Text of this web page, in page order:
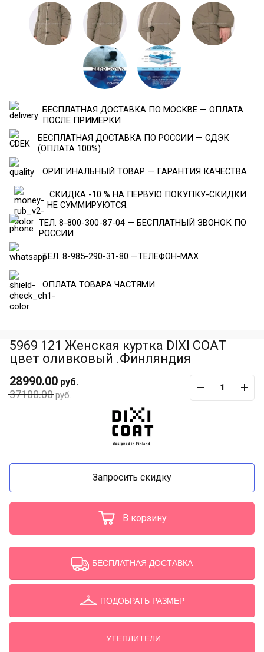
БЕСПЛАТНАЯ ДОСТАВКА ПО МОСКВЕ — ОПЛАТА
ПОСЛЕ ПРИМЕРКИ
БЕСПЛАТНАЯ ДОСТАВКА ПО РОССИИ — СДЭК
(ОПЛАТА 100%)
ОРИГИНАЛЬНЫЙ ТОВАР — ГАРАНТИЯ КАЧЕСТВА
СКИДКА -10 % НА ПЕРВУЮ ПОКУПКУ-СКИДКИ
НЕ СУММИРУЮТСЯ.
ТЕЛ. 8-800-300-87-04 — БЕСПЛАТНЫЙ ЗВОНОК ПО
РОССИИ
ТЕЛ. 8-985-290-31-80 —ТЕЛЕФОН-МАХ
ОПЛАТА ТОВАРА ЧАСТЯМИ
5969 121 Женская куртка DIXI COAT
цвет оливковый .Финляндия
37100.00руб.
28990.00 руб.
В корзину
Запросить скидку
БЕСПЛАТНАЯ ДОСТАВКА
ПОДОБРАТЬ РАЗМЕР
УТЕПЛИТЕЛИ